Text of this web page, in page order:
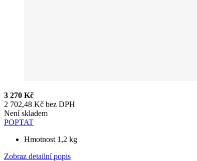
3 270 Kč
2 702,48 Kč bez DPH
Není skladem
POPTAT
Hmotnost 1,2 kg
Zobraz detailní popis